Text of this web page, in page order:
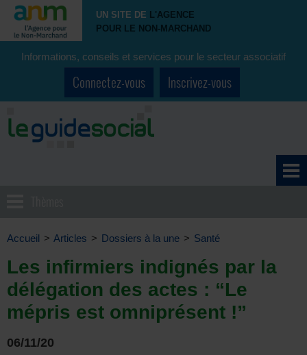
UN SITE DE L'AGENCE
POUR LE NON-MARCHAND
Informations, conseils et services pour le secteur associatif
Connectez-vous Inscrivez-vous
Accueil > Articles > Dossiers à la une > Santé
Les infirmiers indignés par la
délégation des actes : “Le
mépris est omniprésent !”
06/11/20